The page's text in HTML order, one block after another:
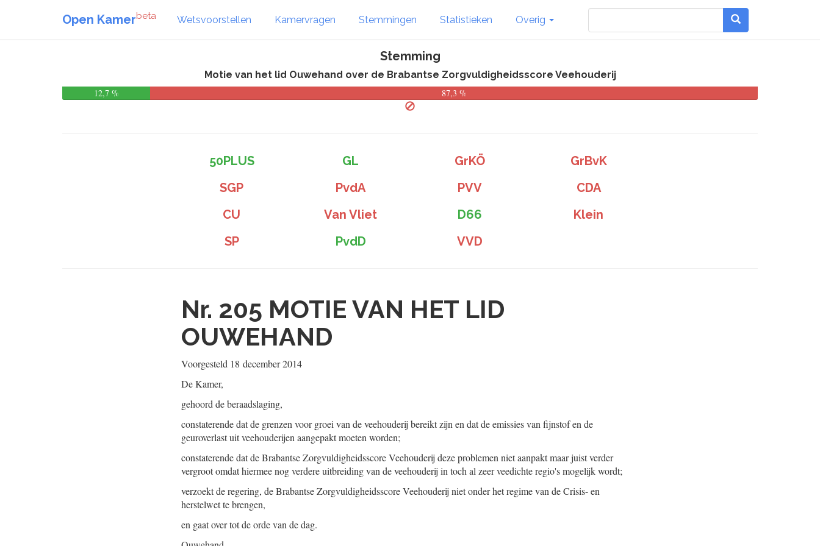
Open Kamerbeta Wetsvoorstellen Kamervragen Stemmingen Statistieken Overig
Stemming
Motie van het lid Ouwehand over de Brabantse Zorgvuldigheidsscore Veehouderij
12,7 %
87,3 %
50PLUS GL GrKÖ
GrBvK
SGP
PvdA PVV
CDA
CU
Van Vliet D66
Klein
SP
PvdD VVD
Nr. 205 MOTIE VAN HET LID
OUWEHAND
Voorgesteld 18 december 2014
De Kamer,
gehoord de beraadslaging,
constaterende dat de grenzen voor groei van de veehouderij bereikt zijn en dat de emissies van fijnstof en de
geuroverlast uit veehouderijen aangepakt moeten worden;
constaterende dat de Brabantse Zorgvuldigheidsscore Veehouderij deze problemen niet aanpakt maar juist verder
vergroot omdat hiermee nog verdere uitbreiding van de veehouderij in toch al zeer veedichte regio's mogelijk wordt;
verzoekt de regering, de Brabantse Zorgvuldigheidsscore Veehouderij niet onder het regime van de Crisis- en
herstelwet te brengen,
en gaat over tot de orde van de dag.